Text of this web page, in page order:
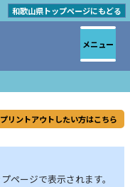
和歌山県トップページにもどる
リントアウトしたい方はこちら
ページで表示されます。
メニュー